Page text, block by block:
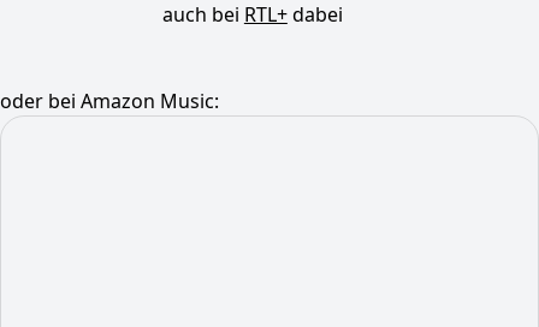
auch bei RTL+dabei
oder bei Amazon Music: